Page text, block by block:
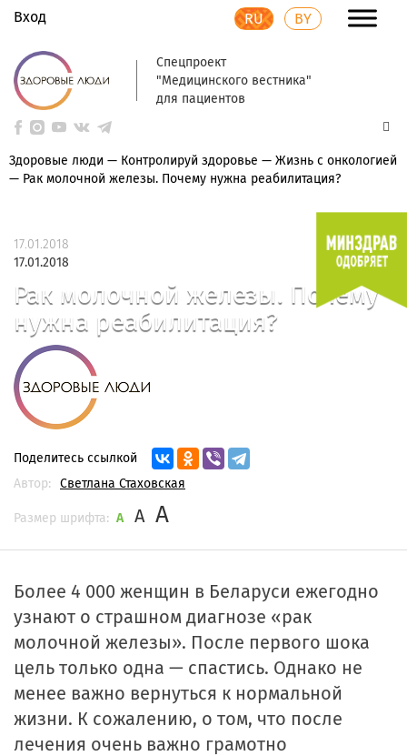
Вход RU BY
Спецпроект
"Медицинского вестника"
для пациентов
Здоровые люди — Контролируй здоровье — Жизнь с онкологией
— Рак молочной железы. Почему нужна реабилитация?
17.01.2018
17.01.2018
Рак молочной железы. Почему
нужна реабилитация?
Поделитесь ссылкой
Автор:
Светлана Стаховская
Размер шрифта: A A A
Более 4 000 женщин в Беларуси ежегодно
узнают о страшном диагнозе «рак
молочной железы». После первого шока
цель только одна — спастись. Однако не
менее важно вернуться к нормальной
жизни. К сожалению, о том, что после
лечения очень важно грамотно